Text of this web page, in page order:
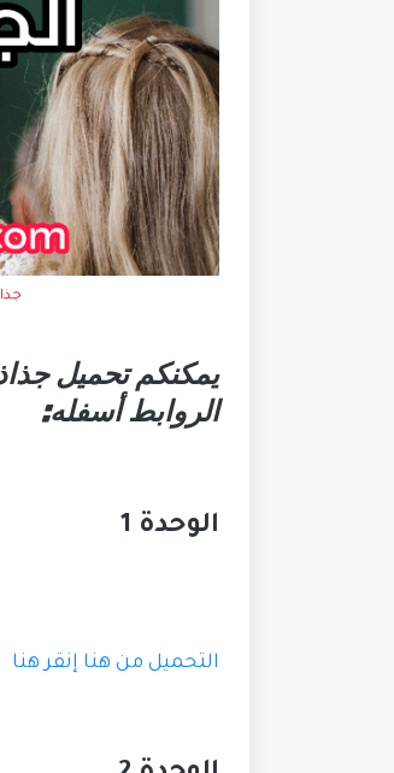
الروابط أسفله:
الوحدة 1
التحميل من هنا إنقر هنا